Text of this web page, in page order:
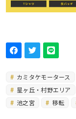
カミタケモータース
星ヶ丘・村野エリア
池之宮
移転